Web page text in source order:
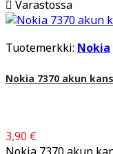
 Varastossa
Tuotemerkki: Nokia
Nokia 7370 akun
3,90 €